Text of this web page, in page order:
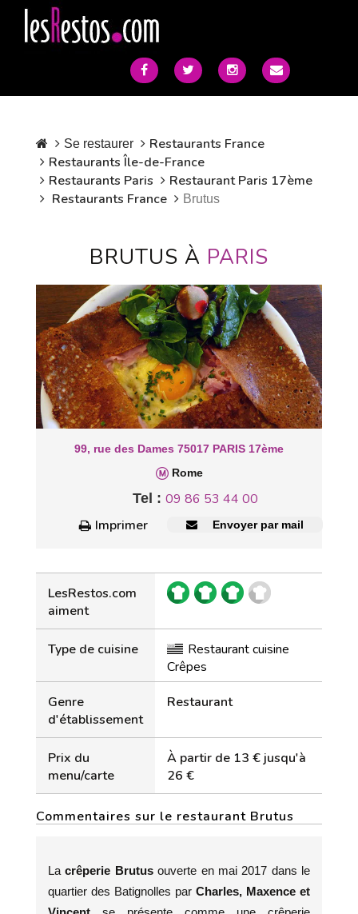
Se restaurer
Restaurants France
Restaurants Île-de-France
Restaurants Paris
Restaurant Paris 17ème
Restaurants France
Brutus
BRUTUS À PARIS
99, rue des Dames 75017 PARIS 17ème
Rome
Tel : 09 86 53 44 00
Imprimer
Envoyer par mail
LesRestos.com
aiment
Type de cuisine
Restaurant cuisine
Crêpes
Genre
d'établissement
Restaurant
Prix du
menu/carte
À partir de 13 € jusqu'à
26 €
Commentaires sur le restaurant Brutus
La crêperie Brutusouverte en mai 2017 dans le
quartier des Batignolles par Charles, Maxence et